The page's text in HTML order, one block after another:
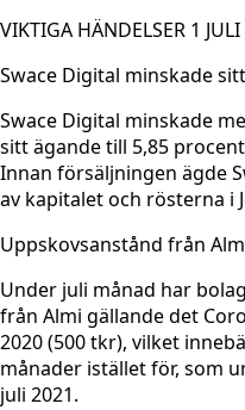
VIKTIGA HÄNDELSER 1
Swace Digital minskade
Swace Digital minskade
sitt ägande till 5,85
Innan försäljningen ägde
av kapitalet och rösterna i
Uppskovsanstånd från
Under juli månad har
från Almi gällande det
2020 (500 tkr), vilket
månader istället för, som
juli 2021.